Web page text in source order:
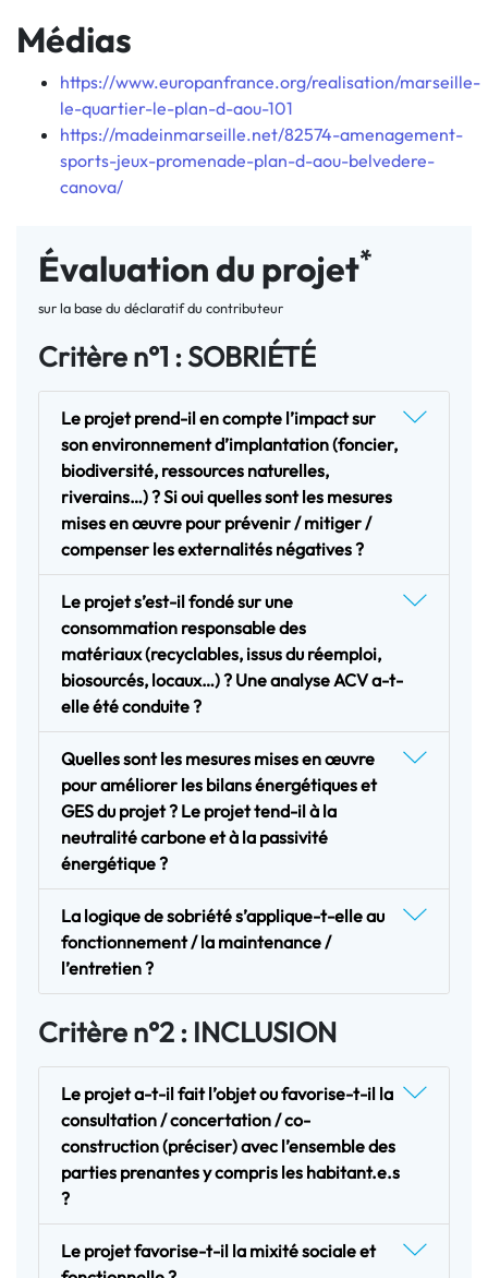
Médias
https://www.europanfrance.org/realisation/marseille-
le-quartier-le-plan-d-aou-101
https://madeinmarseille.net/82574-amenagement-
sports-jeux-promenade-plan-d-aou-belvedere-
canova/
Évaluation du projet*
sur la base du déclaratif du contributeur
Critère n°1 : SOBRIÉTÉ
Le projet prend-il en compte l’impact sur
son environnement d’implantation (foncier,
biodiversité, ressources naturelles,
riverains…) ? Si oui quelles sont les mesures
mises en œuvre pour prévenir / mitiger /
compenser les externalités négatives ?
Le projet s’est-il fondé sur une
consommation responsable des
matériaux (recyclables, issus du réemploi,
biosourcés, locaux…) ? Une analyse ACV a-t-
elle été conduite ?
Quelles sont les mesures mises en œuvre
pour améliorer les bilans énergétiques et
GES du projet ? Le projet tend-il à la
neutralité carbone et à la passivité
énergétique ?
La logique de sobriété s’applique-t-elle au
fonctionnement / la maintenance /
l’entretien ?
Critère n°2 : INCLUSION
Le projet a-t-il fait l’objet ou favorise-t-il la
consultation / concertation / co-
construction (préciser) avec l’ensemble des
parties prenantes y compris les habitant.e.s
?
Le projet favorise-t-il la mixité sociale et